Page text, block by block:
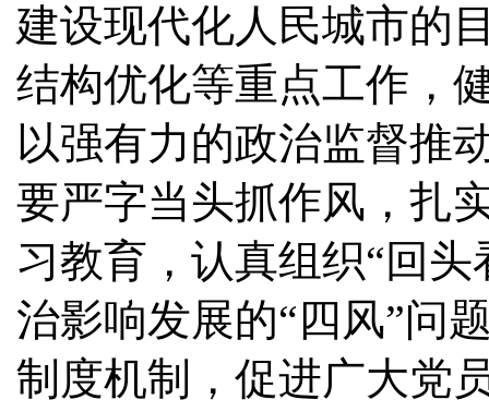
建设现代化人民城市的
结构优化等重点工作，
以强有力的政治监督推
要严字当头抓作风，扎
习教育，认真组织“回
治影响发展的“四风”问
制度机制，促进广大党